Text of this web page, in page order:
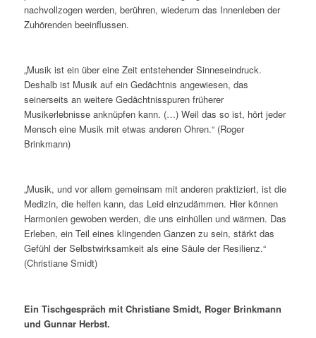
nachvollzogen werden, berühren, wiederum das Innenleben der
Zuhörenden beeinflussen.
„Musik ist ein über eine Zeit entstehender Sinneseindruck.
Deshalb ist Musik auf ein Gedächtnis angewiesen, das
seinerseits an weitere Gedächtnisspuren früherer
Musikerlebnisse anknüpfen kann. (…) Weil das so ist, hört jeder
Mensch eine Musik mit etwas anderen Ohren.“ (Roger
Brinkmann)
„Musik, und vor allem gemeinsam mit anderen praktiziert, ist die
Medizin, die helfen kann, das Leid einzudämmen. Hier können
Harmonien gewoben werden, die uns einhüllen und wärmen. Das
Erleben, ein Teil eines klingenden Ganzen zu sein, stärkt das
Gefühl der Selbstwirksamkeit als eine Säule der Resilienz.“
(Christiane Smidt)
Ein Tischgespräch mit Christiane Smidt, Roger Brinkmann
und Gunnar Herbst.